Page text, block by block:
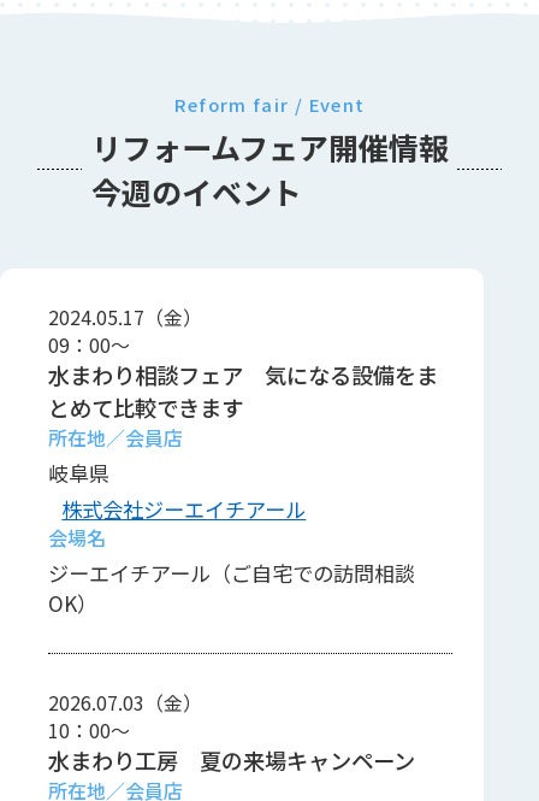
Reform fair / Event
リフォームフェア開催情報
今週のイベント
2024.05.17（金）
09：00～
水まわり相談フェア 気になる設備をま
とめて比較できます
岐阜県
株式会社ジーエイチアール
ジーエイチアール（ご自宅での訪問相談
OK）
2026.07.03（金）
10：00～
水まわり工房 夏の来場キャンペーン